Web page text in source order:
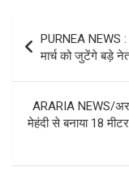
navigation
PURNEA NEWS :
मार्च को जुटेंगे बड़े
ARARIA NEWS/
मेहंदी से बनाया 18